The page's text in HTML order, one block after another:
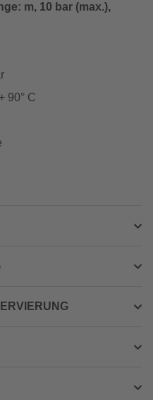
m, 10 bar (max.),
90° C